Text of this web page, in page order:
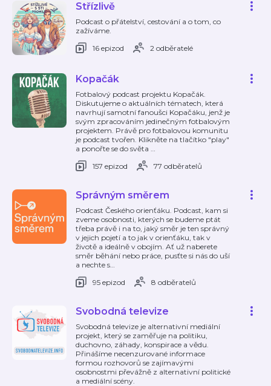
Střízlivě
Podcast o přátelství, cestování a o tom, co
zažíváme.
16 epizod
2 odběratelé
Kopačák
Fotbalový podcast projektu Kopačák.
Diskutujeme o aktuálních tématech, která
navrhují samotní fanoušci Kopačáku, jenž je
svým zpracováním jedinečným fotbalovým
projektem. Právě pro fotbalovou komunitu
je podcast tvořen. Klikněte na tlačítko "play"
a ponořte se do světa …
157 epizod
77 odběratelů
Správným směrem
Podcast Českého orienťáku. Podcast, kam si
zveme osobnosti, kterých se budeme ptát
třeba právě i na to, jaký směr je ten správný
v jejich pojetí a to jak v orienťáku, tak v
životě a ideálně v obojím. Ať už naberete
směr běhání nebo práce, pusťte si nás do uší
a nechte s…
95 epizod
8 odběratelů
Svobodná televize
Svobodná televize je alternativní mediální
projekt, který se zaměřuje na politiku,
duchovno, záhady, konspirace a vědu.
Přinášíme necenzurované informace
formou rozhovorů se zajímavými
osobnostmi převážně z alternativní politické
a mediální scény.